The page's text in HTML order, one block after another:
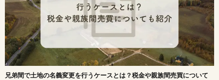
兄弟間で土地の名義変更を行うケースとは？税金や親族間売買について